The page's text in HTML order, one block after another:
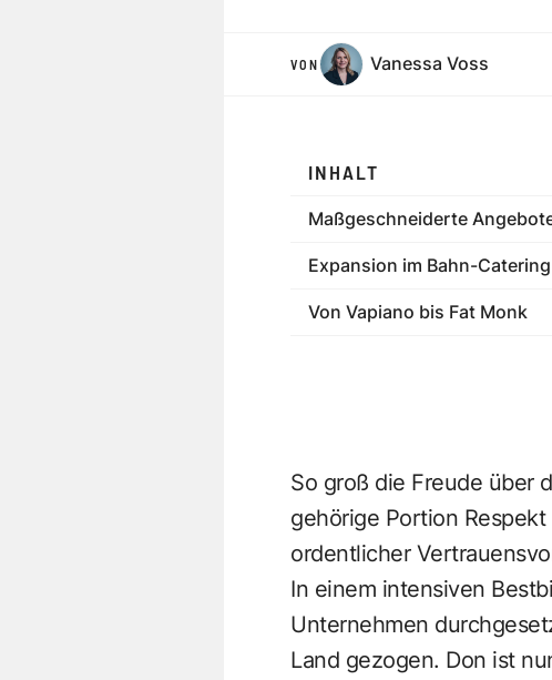
VON Vanessa Voss
INHALT
Maßgeschneiderte
Expansion im Bahn-
Von Vapiano bis Fat Monk
So groß die Freude über
gehörige Portion
ordentlicher
In einem intensiven
Unternehmen
Land gezogen. Don ist